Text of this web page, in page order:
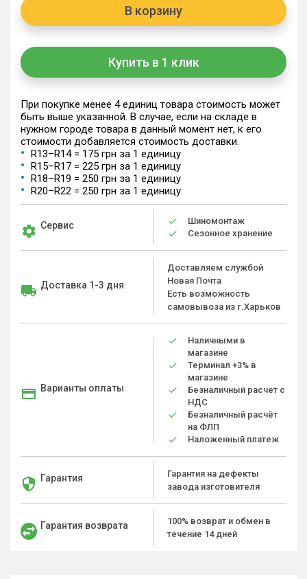
В корзину
Купить в 1 клик
При покупке менее 4 единиц товара стоимость может
быть выше указанной. В случае, если на складе в
нужном городе товара в данный момент нет, к его
стоимости добавляется стоимость доставки.
R13–R14 = 175 грн за 1 единицу
R15–R17 = 225 грн за 1 единицу
R18–R19 = 250 грн за 1 единицу
R20–R22 = 250 грн за 1 единицу
Сервис
Шиномонтаж
Сезонное хранение
Доставка 1-3 дня
Доставляем службой
Новая Почта
Есть возможность
самовывоза из г.Харьков
Варианты оплаты
Наличными в
магазине
Терминал +3% в
магазине
Безналичный расчет с
НДС
Безналичный расчёт
на ФЛП
Наложенный платеж
Гарантия
Гарантия на дефекты
завода изготовителя
Гарантия возврата
100% возврат и обмен в
течение 14 дней